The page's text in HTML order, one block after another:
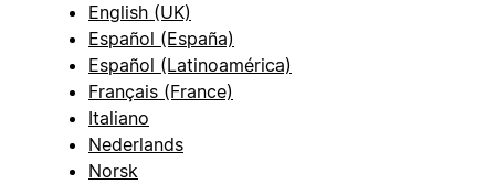
English (UK)
Español (España)
Español (Latinoamérica)
Français (France)
Italiano
Nederlands
Norsk